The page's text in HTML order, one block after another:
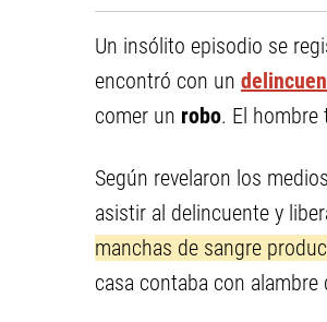
Un insólito episodio se
encontró con un
comer un robo. El hombre
Según revelaron los
asistir al delincuente y
manchas de sangre
casa contaba con alambre